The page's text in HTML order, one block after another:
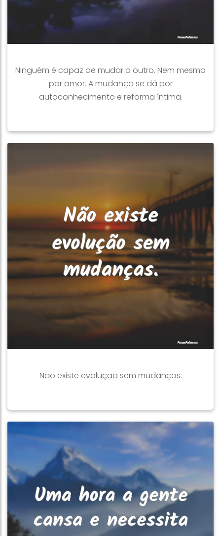
Ninguém é capaz de mudar o outro. Nem mesmo
por amor. A mudança se dá por
autoconhecimento e reforma íntima.
Não existe evolução sem mudanças.